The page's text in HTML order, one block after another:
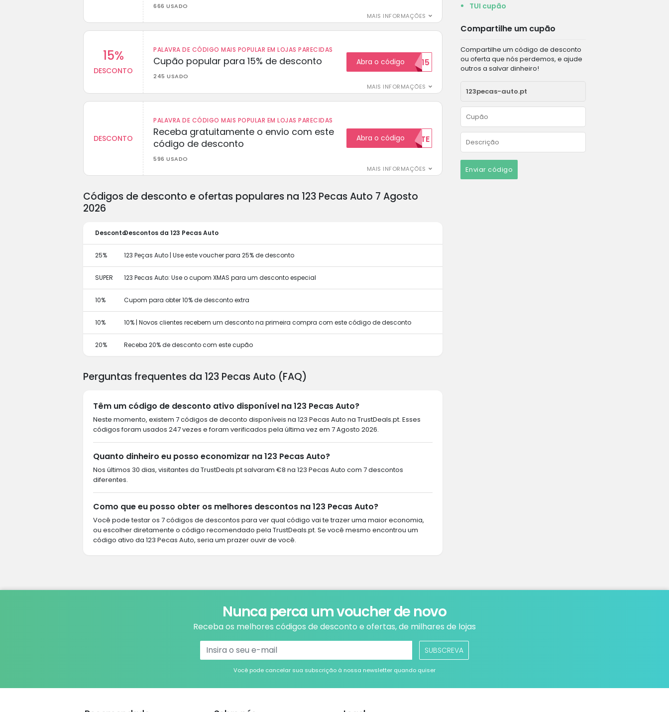
666 USADO
MAIS INFORMAÇÕES
15%
DESCONTO
PALAVRA DE CÓDIGO MAIS POPULAR EM LOJAS PARECIDAS
Cupão popular para 15% de desconto
245 USADO
MAIS INFORMAÇÕES
Abra o códigoRECEBER15
DESCONTO
PALAVRA DE CÓDIGO MAIS POPULAR EM LOJAS PARECIDAS
Receba gratuitamente o envio com este
código de desconto
596 USADO
MAIS INFORMAÇÕES
Abra o código
GRATUITAMENTE
TUI cupão
Compartilhe um cupão
Compartilhe um código de desconto
ou oferta que nós perdemos, e ajude
outros a salvar dinheiro!
Enviar código
Códigos de desconto e ofertas populares na 123 Pecas Auto 7 Agosto
2026
DescontoDescontos da 123 Pecas Auto
25% 123 Peças Auto | Use este voucher para 25% de desconto
SUPER 123 Pecas Auto: Use o cupom XMAS para um desconto especial
10% Cupom para obter 10% de desconto extra
10% 10% | Novos clientes recebem um desconto na primeira compra com este código de desconto
20% Receba 20% de desconto com este cupão
Perguntas frequentes da 123 Pecas Auto (FAQ)
Têm um código de desconto ativo disponível na 123 Pecas Auto?
Neste momento, existem 7 códigos de deconto disponíveis na 123 Pecas Auto na TrustDeals.pt. Esses
códigos foram usados 247 vezes e foram verificados pela última vez em 7 Agosto 2026.
Quanto dinheiro eu posso economizar na 123 Pecas Auto?
Nos últimos 30 dias, visitantes da TrustDeals.pt salvaram €8 na 123 Pecas Auto com 7 descontos
diferentes.
Como que eu posso obter os melhores descontos na 123 Pecas Auto?
Você pode testar os 7 códigos de descontos para ver qual código vai te trazer uma maior economia,
ou escolher diretamente o código recomendado pela TrustDeals.pt. Se você mesmo encontrou um
código ativo da 123 Pecas Auto, seria um prazer ouvir de você.
Nunca perca um voucher de novo
Receba os melhores códigos de desconto e ofertas, de milhares de lojas
SUBSCREVA
Você pode cancelar sua subscrição à nossa newsletter quando quiser